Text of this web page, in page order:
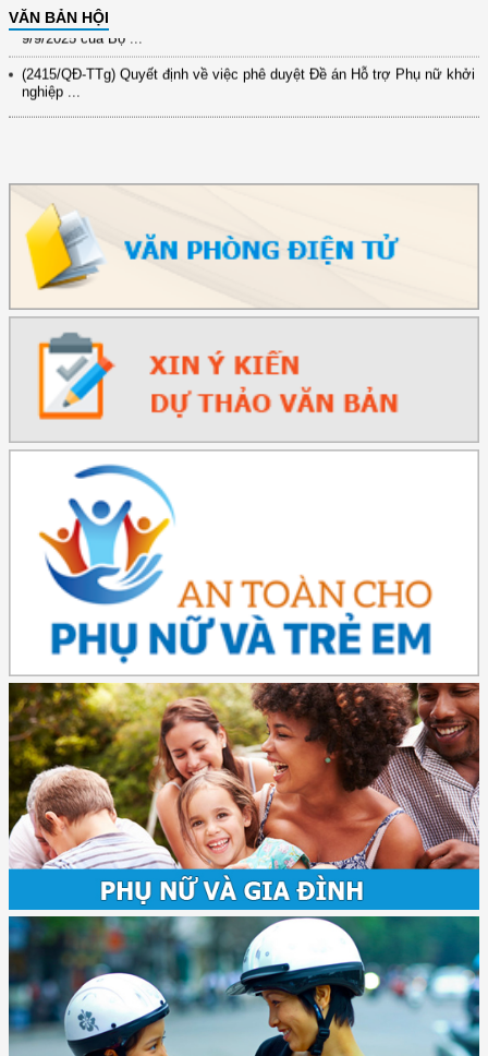
VĂN BẢN HỘI
(891/KH-ĐCT) Kế hoạch thực hiện Nghị quyết số 72-NQ/TW ngày
9/9/2025 của Bộ ...
(2415/QĐ-TTg) Quyết định về việc phê duyệt Đề án Hỗ trợ Phụ nữ khởi
nghiệp ...